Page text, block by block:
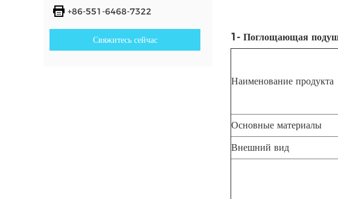
+86-551-6468-7322
Свяжитесь сейчас 1- Поглощающая
Наименование продукта
Основные материалы
Внешний вид